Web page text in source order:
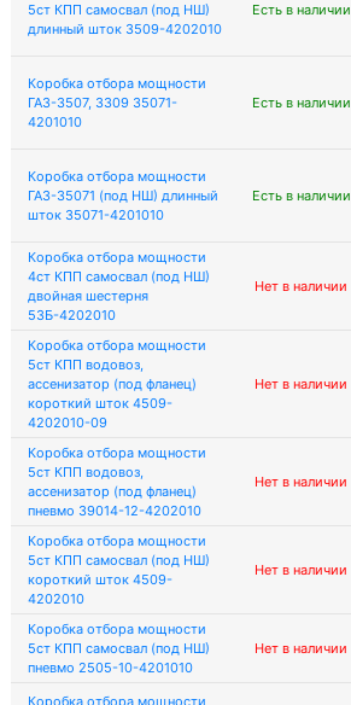
5ст КПП самосвал (под НШ)
длинный шток 3509-4202010
Есть в наличии
Коробка отбора мощности
ГАЗ-3507, 3309 35071-
4201010
Есть в наличии
Коробка отбора мощности
ГАЗ-35071 (под НШ) длинный
шток 35071-4201010
Есть в наличии
Коробка отбора мощности
4ст КПП самосвал (под НШ)
двойная шестерня
53Б-4202010
Нет в наличии
Коробка отбора мощности
5ст КПП водовоз,
ассенизатор (под фланец)
короткий шток 4509-
4202010-09
Нет в наличии
Коробка отбора мощности
5ст КПП водовоз,
ассенизатор (под фланец)
пневмо 39014-12-4202010
Нет в наличии
Коробка отбора мощности
5ст КПП самосвал (под НШ)
короткий шток 4509-
4202010
Нет в наличии
Коробка отбора мощности
5ст КПП самосвал (под НШ)
пневмо 2505-10-4201010
Нет в наличии
Коробка отбора мощности